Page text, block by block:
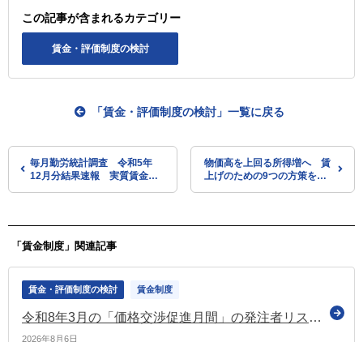
この記事が含まれるカテゴリー
賃金・評価制度の検討
毎月勤労統計調査 令和5年
12月分結果速報 実質賃金
「賃金・評価制度の検討」一覧に戻る
物価高を上回る所得増へ 賃
上げのための9つの方策を紹
「賃金制度」関連記事
賃金・評価制度の検討 賃金制度
令和8年3月の「価格交渉促進月間」の発注者リストを公表（中小企業庁）
2026年8月6日